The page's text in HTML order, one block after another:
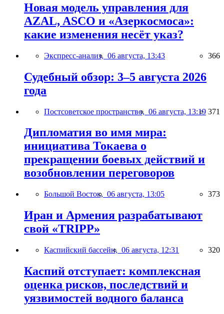
Новая модель управления для
AZAL, ASCO и «Азеркосмоса»:
какие изменения несёт указ?
Экспресс-анализ, 06 августа, 13:43 366
Судебный обзор: 3–5 августа 2026
года
Постсоветское пространство, 06 августа, 13:19 371
Дипломатия во имя мира:
инициатива Токаева о
прекращении боевых действий и
возобновлении переговоров
Большой Восток, 06 августа, 13:05 373
Иран и Армения разрабатывают
свой «TRIPP»
Каспийский бассейн, 06 августа, 12:31 320
Каспий отступает: комплексная
оценка рисков, последствий и
уязвимостей водного баланса